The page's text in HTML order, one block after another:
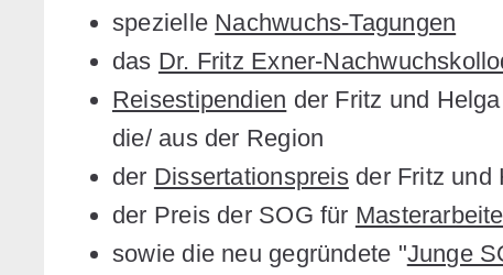
spezielle Nachwuchs-Tagungen
das Dr. Fritz Exner-
Reisestipendien der Fritz und
die/ aus der Region
der Dissertationspreisder Fritz und
der Preis der SOG für
sowie die neu gegründete "Junge